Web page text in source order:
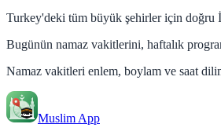
Turkey'deki tüm büyük şehirler için doğru
Bugünün namaz vakitlerini, haftalık
Namaz vakitleri enlem, boylam ve saat
Muslim App